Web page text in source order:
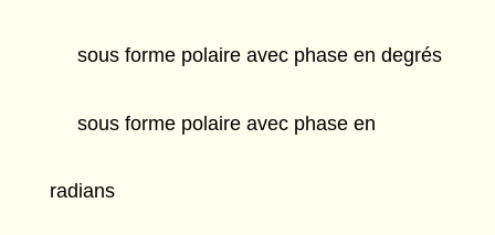
sous forme polaire avec phase en degrés
sous forme polaire avec phase en
radians